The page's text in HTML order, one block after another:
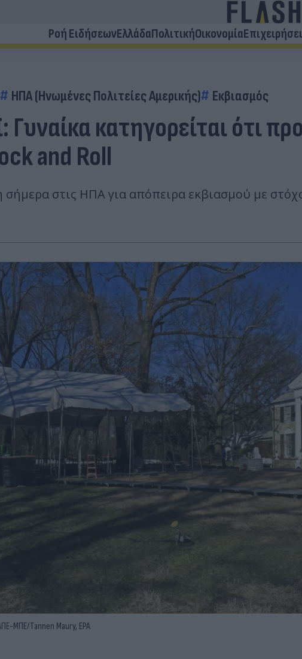
Ροή ΕιδήσεωνΕλλάδαΠολιτικήΟικονομία
ΗΠΑ (Ηνωμένες Πολιτείες Αμερικής) Εκβιασμός
Γυναίκα κατηγορείται ότι
and Roll
στις ΗΠΑ για απόπειρα εκβιασμού με
ΜΠΕ/Tannen Maury, EPA